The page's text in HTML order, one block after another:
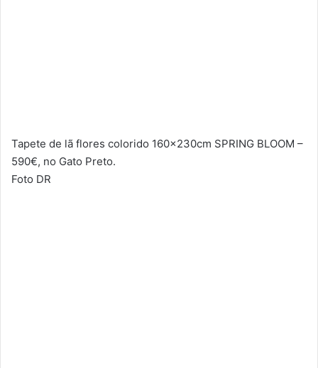
Tapete de lã flores colorido 160x230cm SPRING BLOOM –
590€, no Gato Preto.
Foto DR